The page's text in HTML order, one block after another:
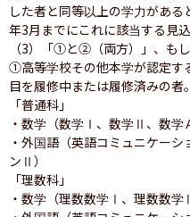
した者と同等以上の学力があ
年3月までにこれに該当する見込
（3）「①と②（両方）」、も
①高等学校その他本学が認定す
目を履修中または履修済みの者。
「普通科」
・数学（数学Ⅰ、数学Ⅱ、数学
・外国語（英語コミュニケー
ンⅡ）
「理数科」
・数学（理数数学Ⅰ、理数数学